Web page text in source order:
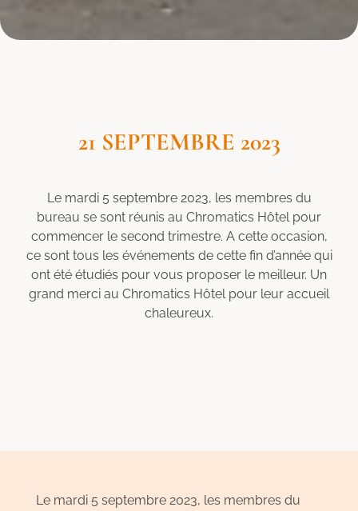
21 SEPTEMBRE 2023
Le mardi 5 septembre 2023, les membres du
bureau se sont réunis au Chromatics Hôtel pour
commencer le second trimestre. A cette occasion,
ce sont tous les événements de cette fin d’année qui
ont été étudiés pour vous proposer le meilleur. Un
grand merci au Chromatics Hôtel pour leur accueil
chaleureux.
Le mardi 5 septembre 2023, les membres du